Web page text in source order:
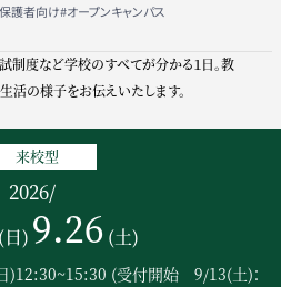
護者向け#オープンキャンパス
制度など学校のすべてが分かる１日。教
の様子をお伝えいたします。
来校型
2026/
(日) 9.26 (土)
)12:30~15:30 (受付開始 9/13(土)：